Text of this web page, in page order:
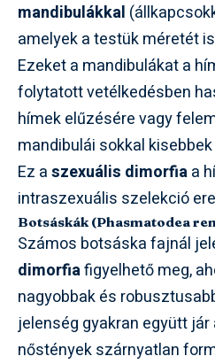
mandibulákkal
amelyek a testük méretét
Ezeket a mandibulákat a
folytatott vetélkedésben
hímek elűzésére vagy
mandibulái sokkal
Ez aszexuális dimorfiaa
intraszexuális szelekció
Botsáskák (Phasmatodea
Számos botsáska fajnál
dimorfiafigyelhető meg,
nagyobbak és
jelenség gyakran együtt
nőstények szárnyatlan